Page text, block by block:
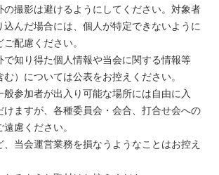
の撮影は避けるようにしてください。対象者
込んだ場合には、個人が特定できないように
配慮ください。
で知り得た個人情報や当会に関する情報等
む）については公表をお控えください。
般参加者が出入り可能な場所には自由に入
けますが、各種委員会・会合、打合せ会への
慮ください。
、当会運営業務を損なうようなことはお控え